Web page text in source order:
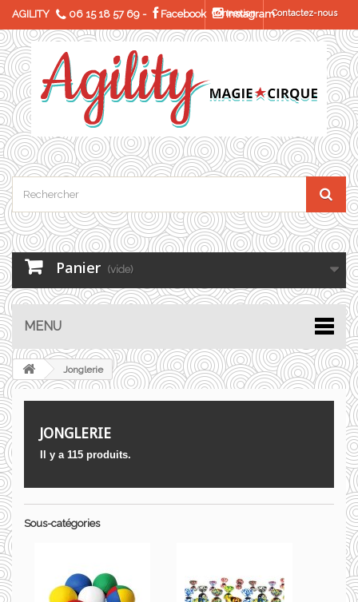
AGILITY 06 15 18 57 69 - Facebook InstagramContactez-nous
Connexion
Panier (vide)
MENU
Jonglerie
JONGLERIE
Il y a 115 produits.
Sous-catégories